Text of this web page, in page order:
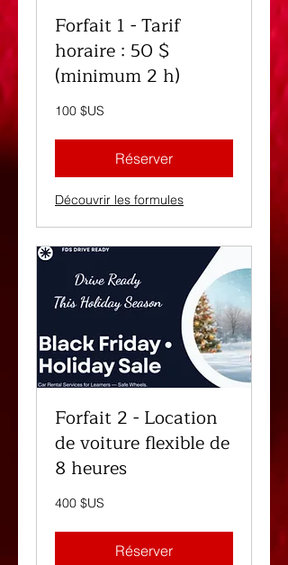
Forfait 1 - Tarif
horaire : 50 $
(minimum 2 h)
100
dollars
100 $US
Réserver
Découvrir les formules
Forfait 2 - Location
de voiture flexible de
8 heures
400
dollars
400 $US
Réserver